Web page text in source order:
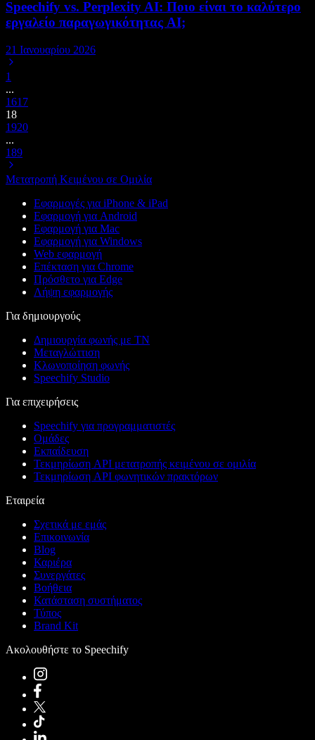
Speechify vs. Perplexity AI: Ποιο είναι το καλύτερο
εργαλείο παραγωγικότητας AI;
21 Ιανουαρίου 2026
1
...
1617
18
1920
...
189
Μετατροπή Κειμένου σε Ομιλία
Εφαρμογές για iPhone & iPad
Εφαρμογή για Android
Εφαρμογή για Mac
Εφαρμογή για Windows
Web εφαρμογή
Επέκταση για Chrome
Πρόσθετο για Edge
Λήψη εφαρμογής
Για δημιουργούς
Δημιουργία φωνής με ΤΝ
Μεταγλώττιση
Κλωνοποίηση φωνής
Speechify Studio
Για επιχειρήσεις
Speechify για προγραμματιστές
Ομάδες
Εκπαίδευση
Τεκμηρίωση API μετατροπής κειμένου σε ομιλία
Τεκμηρίωση API φωνητικών πρακτόρων
Εταιρεία
Σχετικά με εμάς
Επικοινωνία
Blog
Καριέρα
Συνεργάτες
Βοήθεια
Κατάσταση συστήματος
Τύπος
Brand Kit
Ακολουθήστε το Speechify